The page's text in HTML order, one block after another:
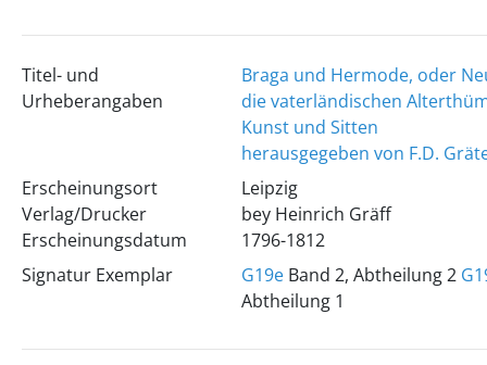
Titel- und
Urheberangaben
Braga und Hermode, oder
die vaterländischen
Kunst und Sitten
herausgegeben von F.D.
Erscheinungsort
Verlag/Drucker
Erscheinungsdatum
Leipzig
bey Heinrich Gräff
1796-1812
Signatur Exemplar
G19eBand 2, Abtheilung 2
Abtheilung 1